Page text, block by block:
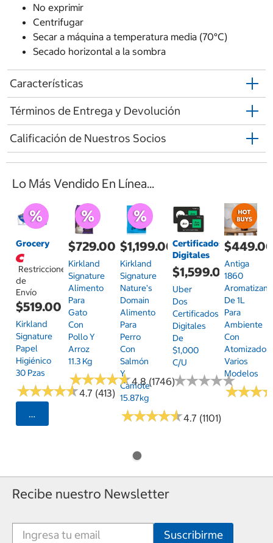
No exprimir
Centrifugar
Secar a máquina a temperatura media (70°C)
Secado horizontal a la sombra
Características
Términos de Entrega y Devolución
Calificación de Nuestros Socios
Lo Más Vendido En Línea...
Grocery
Restricciones
de
Envío
$519.00
Kirkland
Signature
Papel
Higiénico
30 Pzas
★★★★★
★★★★★4.7 (413)
Seleccionar Código Postal
$729.00
Kirkland
Signature
Alimento
Para
Gato
Con
Pollo Y
Arroz
11.3 Kg
★★★★★
★★★★★4.8 (1746)
$1,199.00
Kirkland
Signature
Nature's
Domain
Alimento
Para
Perro
Con
Salmón
Y
Camote
15.87kg
★★★★★
★★★★★4.7 (1101)
Certificados
Digitales
$1,599.00
Uber
Dos
Certificados
Digitales
De
$1,000
C/u
★★★★★
★★★★★
Antiga
1860
De 1L
Para
Ambiente
Con
Atomizador,
Varios
Modelos
★★★
★★★
Recibe nuestro Newsletter